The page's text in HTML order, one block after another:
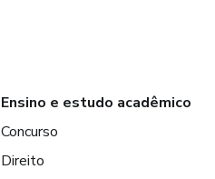
Ensino e estudo acadêmico
Concurso
Direito